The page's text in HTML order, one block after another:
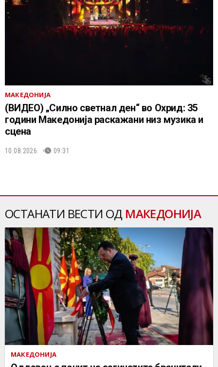
МАКЕДОНИЈА
(ВИДЕО) „Силно светнал ден“ во Охрид: 35
години Македонија раскажани низ музика и
сцена
10.08.2026. 09:31
ОСТАНАТИ ВЕСТИ ОД МАКЕДОНИЈА
МАКЕДОНИЈА